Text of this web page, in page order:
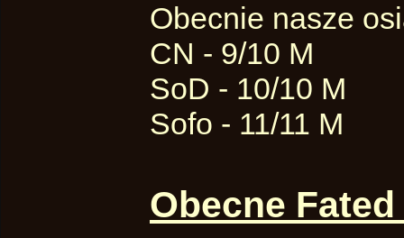
Obecnie nasze
CN - 9/10 M
SoD - 10/10 M
Sofo - 11/11 M
Obecne